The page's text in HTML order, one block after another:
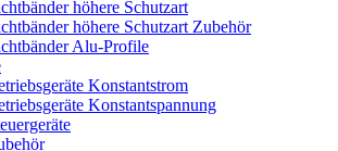
höhere Schutzart
höhere Schutzart Zubehör
Alu-Profile
Konstantstrom
Konstantspannung